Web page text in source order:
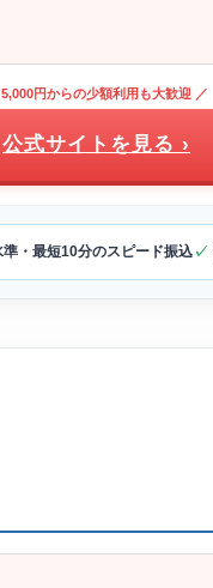
5,000円からの少額利用も大歓迎 ／
公式サイトを見る ›
・最短10分のスピード振込